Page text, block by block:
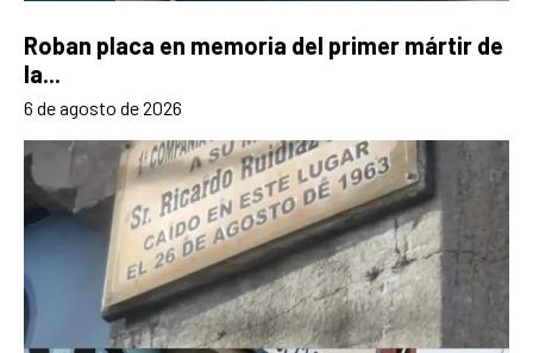
Roban placa en memoria del primer mártir de
la...
6 de agosto de 2026